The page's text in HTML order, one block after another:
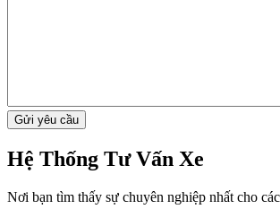
Hệ Thống Tư Vấn Xe
Nơi bạn tìm thấy sự chuyên nghiệp nhất cho